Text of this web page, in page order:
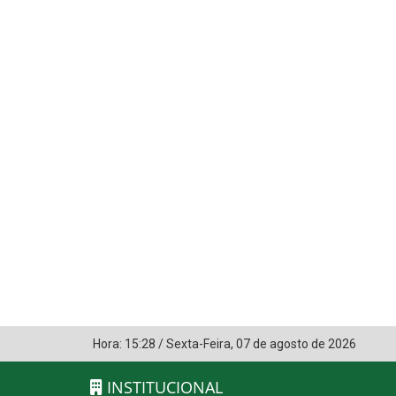
Hora: 15:28 /Sexta-Feira, 07 de agosto de 2026
INSTITUCIONAL